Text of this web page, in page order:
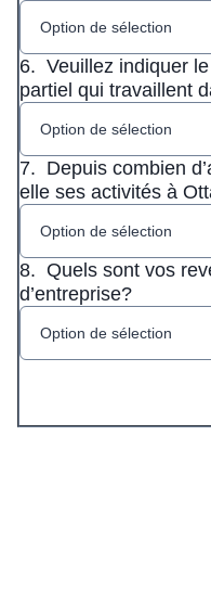
Option de sélection
6. Veuillez indiquer
partiel qui travaillent
Option de sélection
7. Depuis combien
elle ses activités à
Option de sélection
8. Quels sont vos
d’entreprise?
Option de sélection